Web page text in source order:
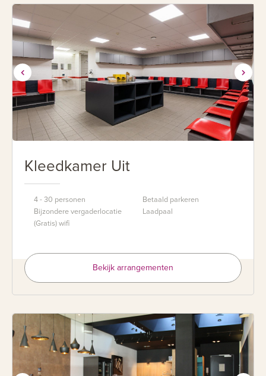
Kleedkamer Uit
4 - 30 personen
Bijzondere vergaderlocatie
(Gratis) wifi
Betaald parkeren
Laadpaal
Bekijk arrangementen